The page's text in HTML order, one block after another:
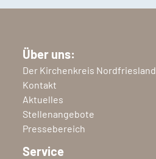
Über uns:
Der Kirchenkreis Nordfriesland
Kontakt
Aktuelles
Stellenangebote
Pressebereich
Service